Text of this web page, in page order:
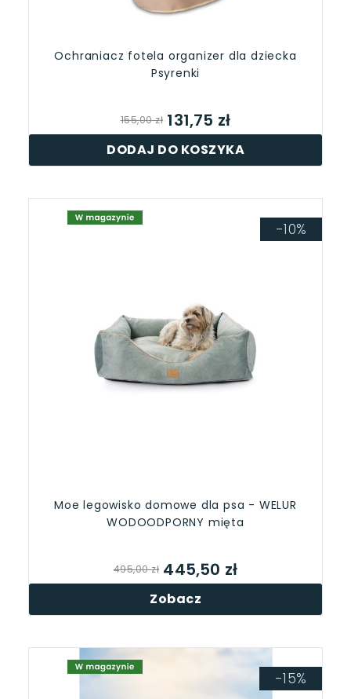
Ochraniacz fotela organizer dla dziecka
Psyrenki
155,00 zł 131,75 zł
DODAJ DO KOSZYKA
Moe legowisko domowe dla psa - WELUR
WODOODPORNY mięta
495,00 zł
-10%
445,50 zł
Zobacz
-15%